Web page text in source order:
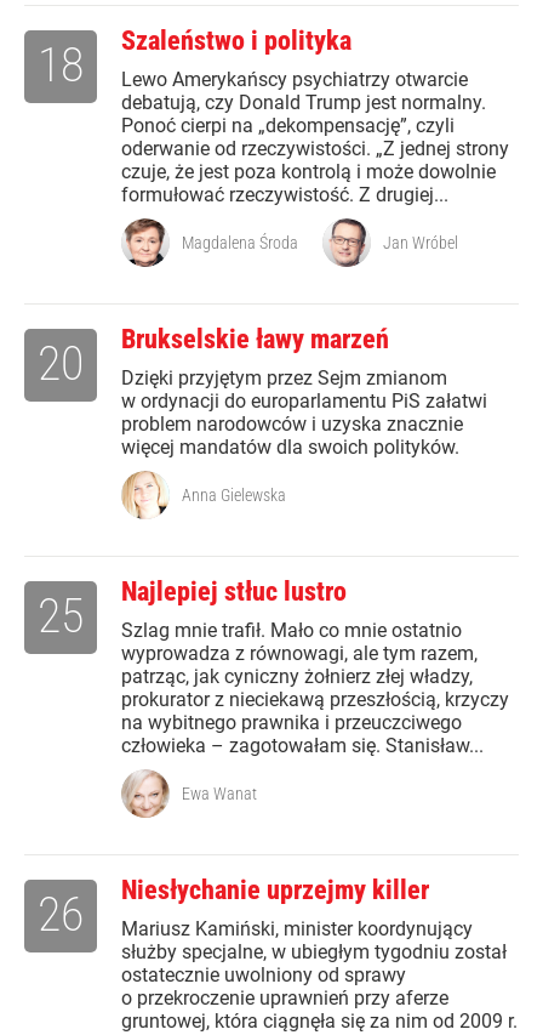
Szaleństwo i polityka
Lewo Amerykańscy psychiatrzy otwarcie
debatują, czy Donald Trump jest normalny.
Ponoć cierpi na „dekompensację”, czyli
oderwanie od rzeczywistości. „Z jednej strony
czuje, że jest poza kontrolą i może dowolnie
formułować rzeczywistość. Z drugiej...
18
Magdalena Środa Jan Wróbel
Brukselskie ławy marzeń
Dzięki przyjętym przez Sejm zmianom
w ordynacji do europarlamentu PiS załatwi
problem narodowców i uzyska znacznie
więcej mandatów dla swoich polityków.
20
Anna Gielewska
Najlepiej stłuc lustro
Szlag mnie trafił. Mało co mnie ostatnio
wyprowadza z równowagi, ale tym razem,
patrząc, jak cyniczny żołnierz złej władzy,
prokurator z nieciekawą przeszłością, krzyczy
na wybitnego prawnika i przeuczciwego
człowieka – zagotowałam się. Stanisław...
25
Ewa Wanat
Niesłychanie uprzejmy killer
Mariusz Kamiński, minister koordynujący
służby specjalne, w ubiegłym tygodniu został
ostatecznie uwolniony od sprawy
o przekroczenie uprawnień przy aferze
gruntowej, która ciągnęła się za nim od 2009 r.
26